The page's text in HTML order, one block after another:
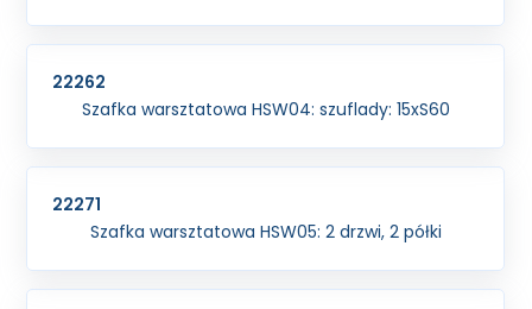
22262
Szafka warsztatowa HSW04: szuflady: 15xS60
22271
Szafka warsztatowa HSW05: 2 drzwi, 2 półki